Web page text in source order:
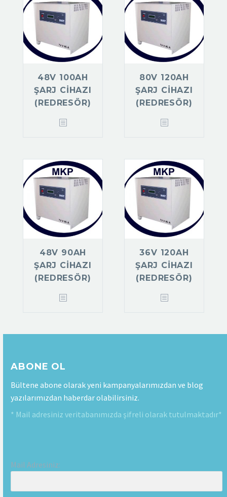
48V 100AH
ŞARJ CIHAZI
(REDRESÖR)
80V 120AH
ŞARJ CIHAZI
(REDRESÖR)
48V 90AH
ŞARJ CIHAZI
(REDRESÖR)
36V 120AH
ŞARJ CIHAZI
(REDRESÖR)
ABONE OL
Bültene abone olarak yeni kampanyalarımızdan ve blog
yazılarımızdan haberdar olabilirsiniz.
* Mail adresiniz veritabanımızda şifreli olarak tutulmaktadır*
Mail Adresiniz: